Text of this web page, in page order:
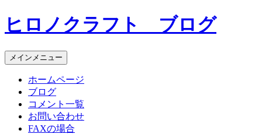
コ
ン
ン
ツ
ヒロノクラフト ブログ
メインメニュー
ホームページ
ブログ
コメント一覧
お問い合わせ
FAXの場合